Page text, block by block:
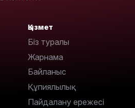
Қызмет
Біз туралы
Жарнама
Байланыс
Құпиялылық
Пайдалану ережесі